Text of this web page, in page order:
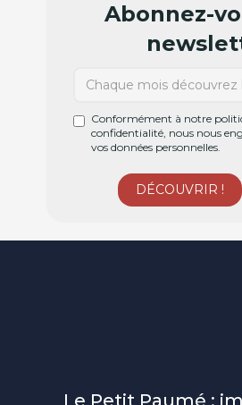
Abonnez-
Conformément à notre
confidentialité, nous nous
vos données personnelles.
Le Petit Paumé :